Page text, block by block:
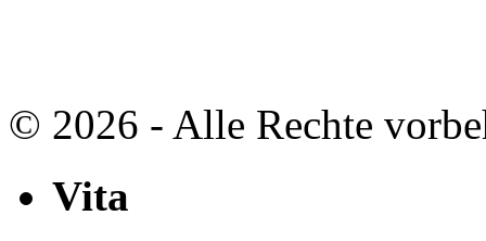
© 2026 - Alle Rechte
Vita